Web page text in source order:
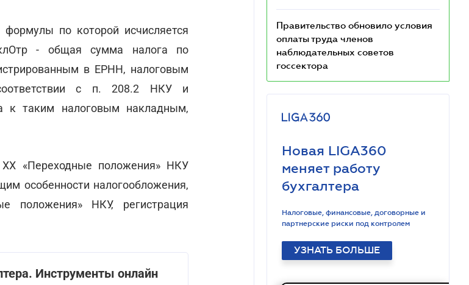
по которой исчисляется
- общая сумма налога по
в ЕРНН, налоговым
с п. 208.2 НКУ и
к таким налоговым накладным,
«Переходные положения» НКУ
особенности налогообложения,
положения» НКУ, регистрация
Инструменты онлайн
Правительство обновило условия
оплаты труда членов
наблюдательных советов
госсектора
Новая LIGA360
меняет работу
бухгалтера
Налоговые, финансовые, договорные и
партнерские риски под контролем
УЗНАТЬ БОЛЬШЕ